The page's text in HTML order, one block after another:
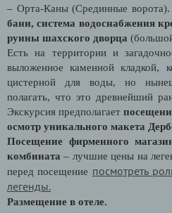
– Орта-Каны (Срединные ворота).
бани, система водоснабжения
руины шахского дворца
Есть на территории и
выложенное каменной кладкой,
цистерной для воды, но
полагать, что это древнейший
Экскурсия предполагает
осмотр уникального макета
Посещение фирменного
комбината – лучшие цены на
перед посещение посмотреть
легенды.
Размещение в отеле.